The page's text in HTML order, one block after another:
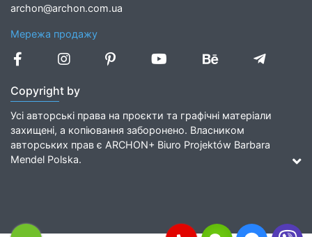
archon@archon.com.ua
Мережа продажу
Copyright by
Усі авторські права на проєкти та графічні матеріали
захищені, а копіювання заборонено. Власником
авторських прав є ARCHON+ Biuro Projektów Barbara
Mendel Polska.